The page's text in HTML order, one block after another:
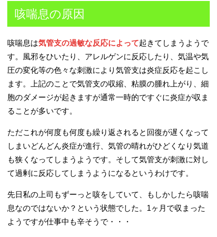
咳喘息の原因
咳喘息は気管支の過敏な反応によって起きてしまうようで
す。風邪をひいたり、アレルゲンに反応したり、気温や気
圧の変化等の色々な刺激により気管支は炎症反応を起こし
ます。上記のことで気管支の収縮、粘膜の腫れ上がり、細
胞のダメージが起きますが通常一時的ですぐに炎症が収ま
ることが多いです。
ただこれが何度も何度も繰り返されると回復が遅くなって
しまいどんどん炎症が進行、気管の晴れがひどくなり気道
も狭くなってしまうようです。そして気管支が刺激に対し
て過剰に反応してしまうようになるというわけです。
先日私の上司もずーっと咳をしていて、もしかしたら咳喘
息なのではないか？という状態でした。1ヶ月で収まった
ようですが仕事中も辛そうで・・・